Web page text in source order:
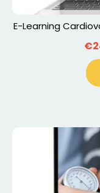
E-Learning